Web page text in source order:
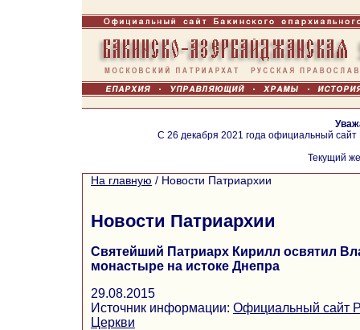
С 26 декабря 2021 года официальный
Текущий
На главную / Новости Патриархии
Новости Патриархии
Святейший Патриарх Кирилл освятил
монастыре на истоке Днепра
29.08.2015
Источник информации: Официальный сайт
Церкви